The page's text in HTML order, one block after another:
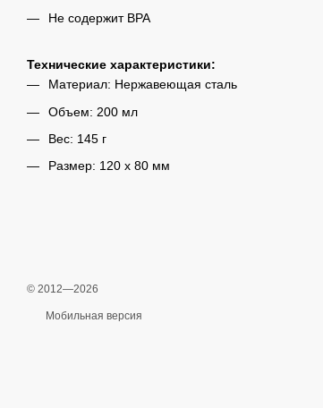
Не содержит BPA
Технические характеристики:
Материал: Нержавеющая сталь
Объем: 200 мл
Вес: 145 г
Размер: 120 х 80 мм
© 2012—2026
Мобильная версия